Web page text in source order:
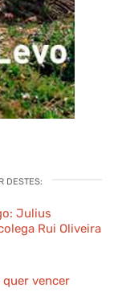
DESTES:
Julius
Rui Oliveira
quer vencer